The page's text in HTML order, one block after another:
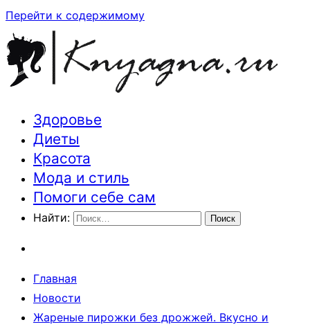
Перейти к содержимому
Траектория здоровья и красоты
Здоровье
Диеты
Красота
Мода и стиль
Помоги себе сам
Найти:
Главная
Новости
Жареные пирожки без дрожжей. Вкусно и